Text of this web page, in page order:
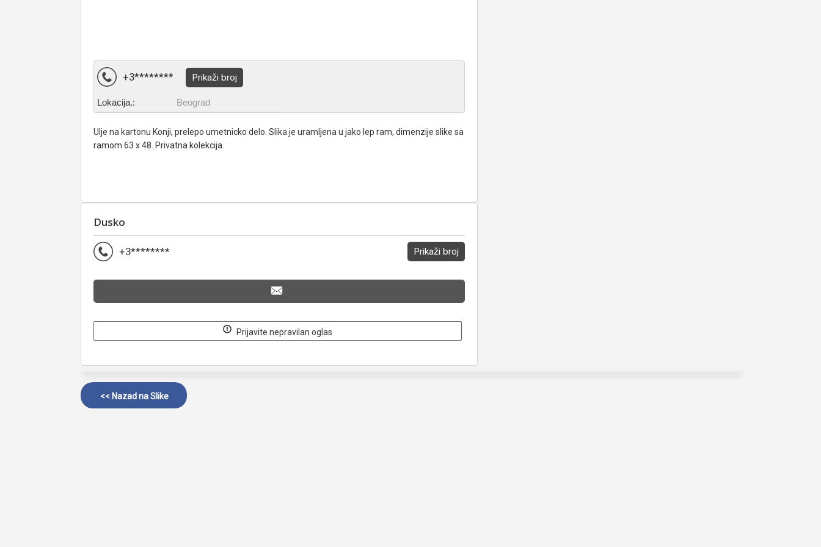
+3******** Prikaži broj
Lokacija.: Beograd
Ulje na kartonu Konji, prelepo umetnicko delo. Slika je uramljena u jako lep ram, dimenzije slike sa
ramom 63 x 48. Privatna kolekcija.
Dusko
+3******** Prikaži broj
Prijavite nepravilan oglas
<< Nazad naSlike